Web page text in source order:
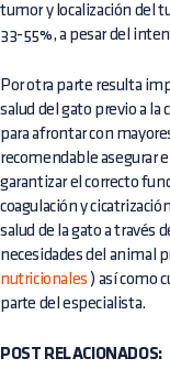
tumor y localización del
33-55%, a pesar del
Por otra parte resulta
salud del gato previo a
para afrontar con
recomendable asegurar el
garantizar el correcto
coagulación y
salud de la gato a través
necesidades del animal
nutricionales ) así como
parte del especialista.
POST RELACIONADOS: